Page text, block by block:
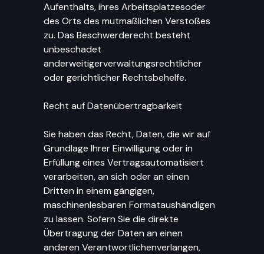
Aufenthalts, ihres Arbeitsplatzesoder
des Orts des mutmaßlichen Verstoßes
zu. Das Beschwerderecht besteht
unbeschadet
anderweitigerverwaltungsrechtlicher
oder gerichtlicher Rechtsbehelfe.
Recht auf Datenübertragbarkeit
Sie haben das Recht, Daten, die wir auf
Grundlage Ihrer Einwilligung oder in
Erfüllung eines Vertragsautomatisiert
verarbeiten, an sich oder an einen
Dritten in einem gängigen,
maschinenlesbaren Formataushändigen
zu lassen. Sofern Sie die direkte
Übertragung der Daten an einen
anderen Verantwortlichenverlangen,